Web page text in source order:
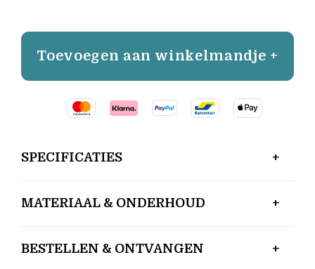
Toevoegen aan winkelmandje +
SPECIFICATIES
MATERIAAL & ONDERHOUD
BESTELLEN & ONTVANGEN